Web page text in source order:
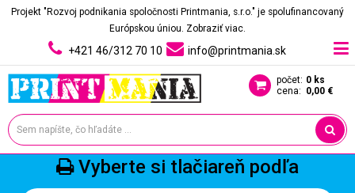
Projekt "Rozvoj podnikania spoločnosti Printmania, s.r.o." je spolufinancovaný
Európskou úniou. Zobraziť viac.
+421 46/312 70 10 info@printmania.sk
počet: 0 ks
cena: 0,00 €
Vyberte si tlačiareň podľa